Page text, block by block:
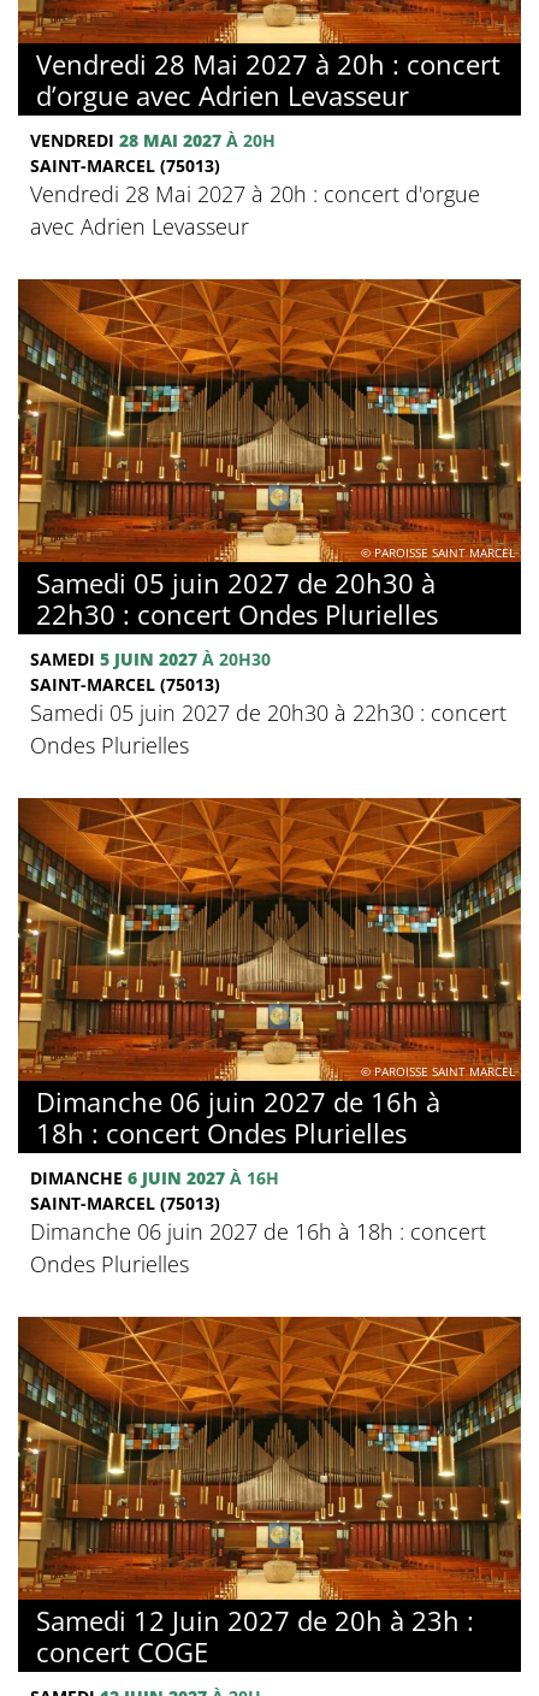
Vendredi 28 Mai 2027 à 20h : concert
d’orgue avec Adrien Levasseur
VENDREDI 28 MAI 2027 À 20H
SAINT-MARCEL (75013)
Vendredi 28 Mai 2027 à 20h : concert d'orgue
avec Adrien Levasseur
© PAROISSE SAINT MARCEL
Samedi 05 juin 2027 de 20h30 à
22h30 : concert Ondes Plurielles
SAMEDI 5 JUIN 2027 À 20H30
SAINT-MARCEL (75013)
Samedi 05 juin 2027 de 20h30 à 22h30 : concert
Ondes Plurielles
© PAROISSE SAINT MARCEL
Dimanche 06 juin 2027 de 16h à
18h : concert Ondes Plurielles
DIMANCHE 6 JUIN 2027 À 16H
SAINT-MARCEL (75013)
Dimanche 06 juin 2027 de 16h à 18h : concert
Ondes Plurielles
Samedi 12 Juin 2027 de 20h à 23h :
concert COGE